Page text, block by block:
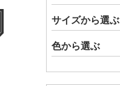
サイズから選ぶ
色から選ぶ